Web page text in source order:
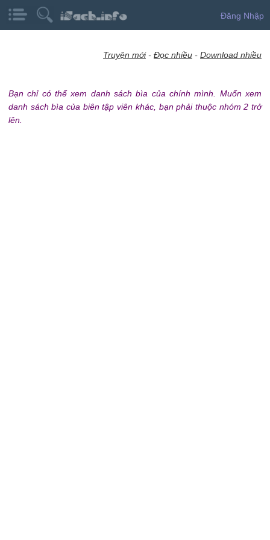
Đăng Nhập
Truyện mới- Đọc nhiều - Download nhiều
Bạn chỉ có thể xem danh sách bìa của chính mình. Muốn xem
danh sách bìa của biên tập viên khác, bạn phải thuộc nhóm 2 trở
lên.